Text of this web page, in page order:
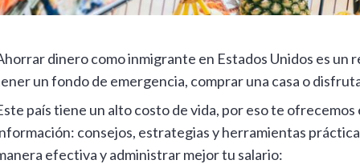
dinero como inmigrante en Estados Unidos es un
un fondo de emergencia, comprar una casa o
país tiene un alto costo de vida, por eso te
consejos, estrategias y herramientas
efectiva y administrar mejor tu salario: